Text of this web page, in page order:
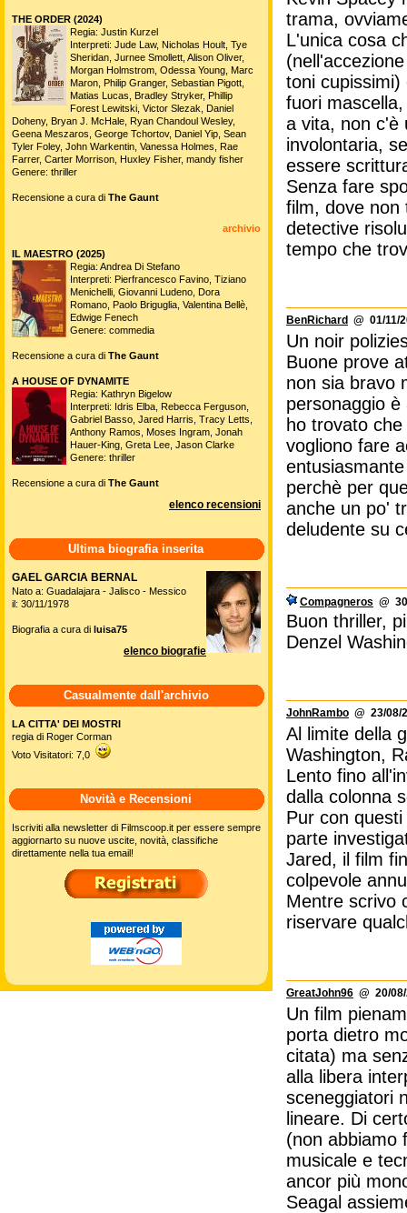
trama,
L'unica cosa
toni
fuori
a vita, non c'è
involontaria,
essere
Senza fare
film, dove non
detective
tempo che
BenRichard @ 01/11/
Un noir
Buone prove
non sia bravo
personaggio
ho trovato
vogliono fare
perchè per
anche un po'
deludente su
Compagneros @
Buon thriller,
Denzel
JohnRambo @ 23/08/
Al limite della
Washington,
Lento fino
dalla colonna
Pur con
parte
Jared, il film
colpevole
Mentre scrivo
riservare
GreatJohn96 @ 20/
Un film
porta dietro
citata) ma
alla libera
sceneggiatori
lineare. Di
(non abbiamo
musicale e
ancor più
Seagal
THE ORDER (2024)
Regia: Justin Kurzel
Interpreti: Jude Law, Nicholas Hoult, Tye
Sheridan, Jurnee Smollett, Alison Oliver,
Morgan Holmstrom, Odessa Young, Marc
Maron, Philip Granger, Sebastian Pigott,
Matias Lucas, Bradley Stryker, Phillip
Forest Lewitski, Victor Slezak, Daniel
Doheny, Bryan J. McHale, Ryan Chandoul Wesley,
Geena Meszaros, George Tchortov, Daniel Yip, Sean
Tyler Foley, John Warkentin, Vanessa Holmes, Rae
Farrer, Carter Morrison, Huxley Fisher, mandy fisher
Genere: thriller
Recensione a cura di The Gaunt
archivio
IL MAESTRO (2025)
Regia: Andrea Di Stefano
Interpreti: Pierfrancesco Favino, Tiziano
Menichelli, Giovanni Ludeno, Dora
Romano, Paolo Briguglia, Valentina Bellè,
Edwige Fenech
Genere: commedia
Recensione a cura di The Gaunt
A HOUSE OF DYNAMITE
Regia: Kathryn Bigelow
Interpreti: Idris Elba, Rebecca Ferguson,
Gabriel Basso, Jared Harris, Tracy Letts,
Anthony Ramos, Moses Ingram, Jonah
Hauer-King, Greta Lee, Jason Clarke
Genere: thriller
Recensione a cura di The Gaunt
elenco recensioni
Ultima biografia inserita
GAEL GARCIA BERNAL
Nato a: Guadalajara - Jalisco - Messico
il: 30/11/1978
Biografia a cura di luisa75
elenco biografie
Casualmente dall'archivio
LA CITTA' DEI MOSTRI
regia di Roger Corman
Voto Visitatori: 7,0
Novità e Recensioni
Iscriviti alla newsletter di Filmscoop.it per essere sempre
aggiornarto su nuove uscite, novità, classifiche
direttamente nella tua email!